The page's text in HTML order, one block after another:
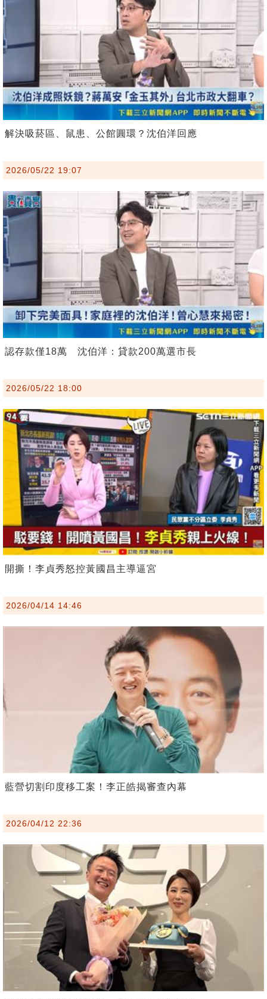
解決吸菸區、鼠患、公館圓環？沈伯洋回應
2026/05/22 19:07
認存款僅18萬 沈伯洋：貸款200萬選市長
2026/05/22 18:00
開撕！李貞秀怒控黃國昌主導逼宮
2026/04/14 14:46
藍營切割印度移工案！李正皓揭審查內幕
2026/04/12 22:36